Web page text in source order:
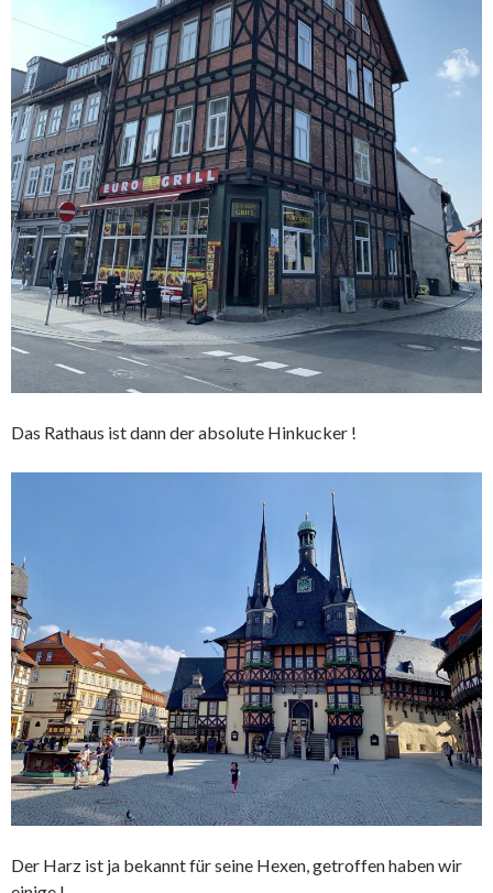
Das Rathaus ist dann der absolute Hinkucker !
Der Harz ist ja bekannt für seine Hexen, getroffen haben wir